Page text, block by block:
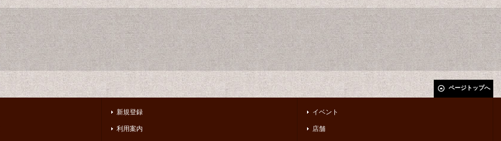
ページトップへ
新規登録
利用案内
イベント
店舗